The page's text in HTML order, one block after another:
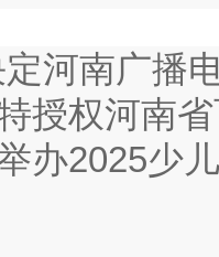
河南广播
授权河南
办2025少